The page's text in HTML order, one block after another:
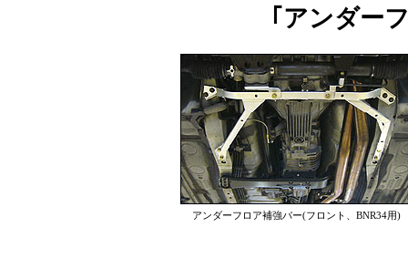
｢アンダー
アンダーフロア補強バー(フロント、BNR34用)